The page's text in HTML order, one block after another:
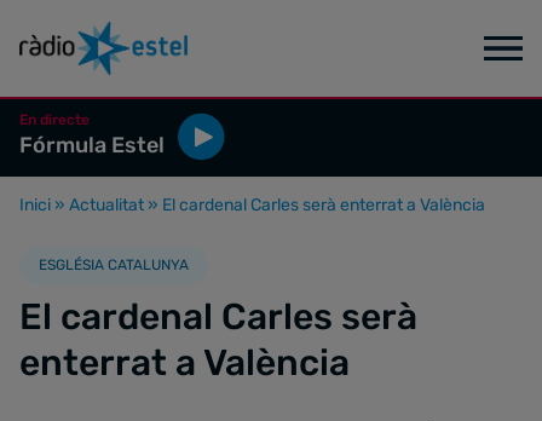
En directe
Fórmula Estel
Inici » Actualitat » El cardenal Carles serà enterrat a València
ESGLÉSIA CATALUNYA
El cardenal Carles serà
enterrat a València